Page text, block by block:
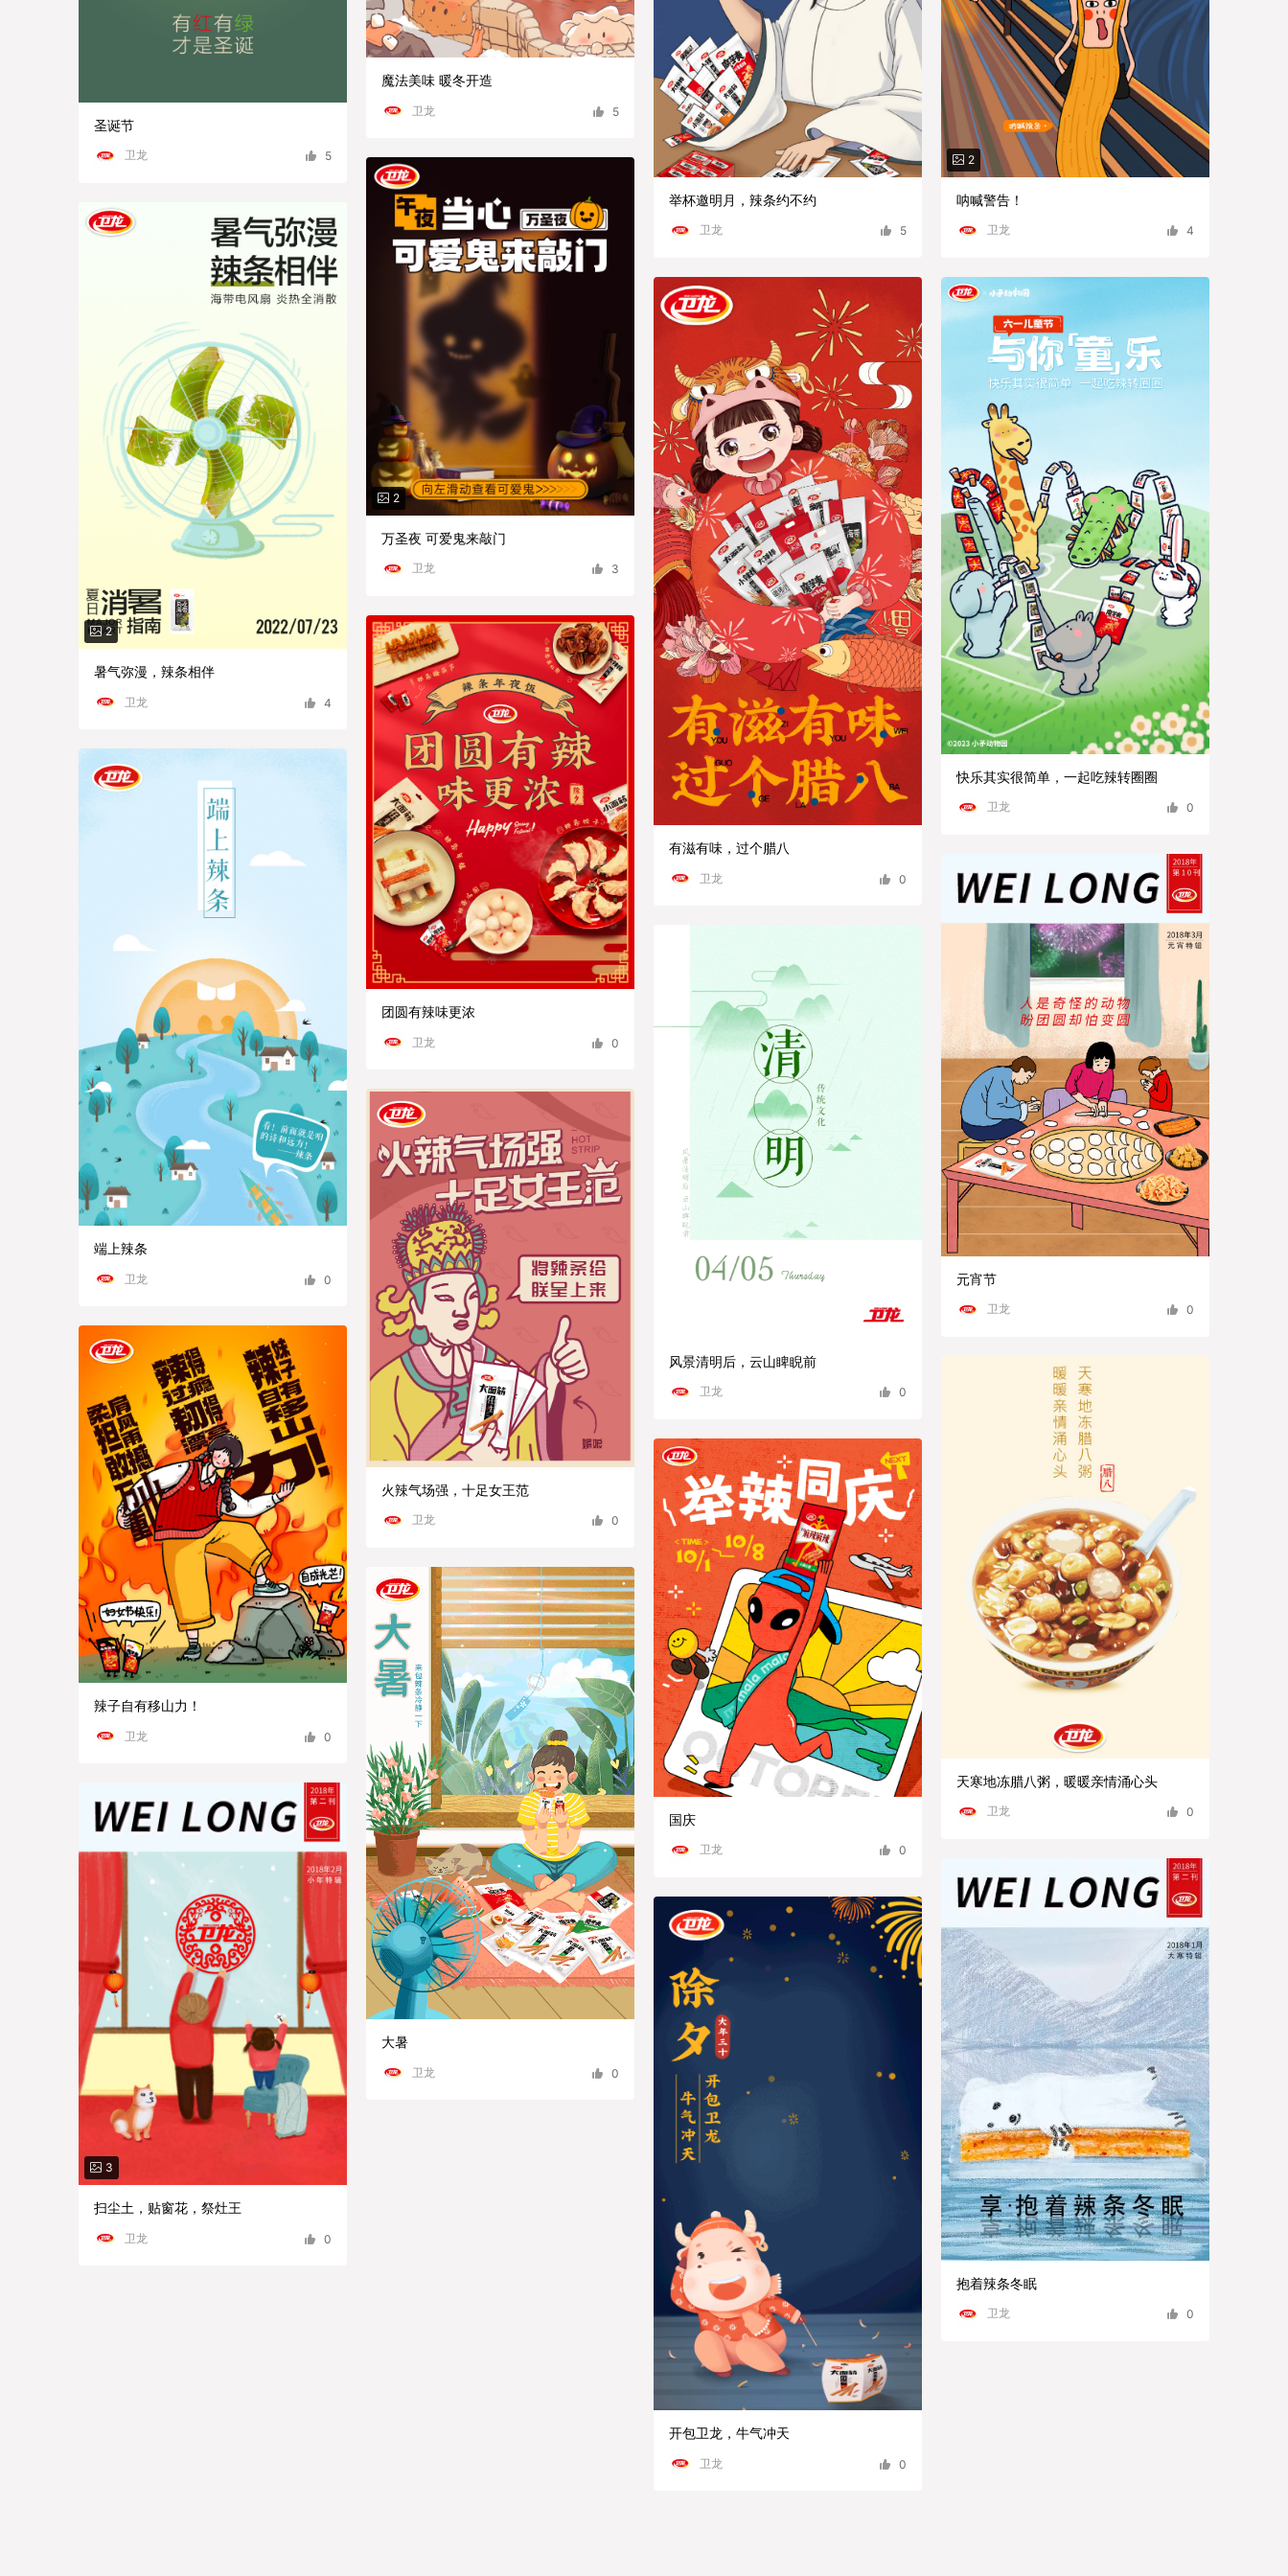
圣诞节
卫龙 5
魔法美味 暖冬开造
卫龙 5
举杯邀明月，辣条约不约
卫龙 5
2
呐喊警告！
卫龙 4
2
暑气弥漫，辣条相伴
卫龙 4
2
万圣夜 可爱鬼来敲门
卫龙 3
有滋有味，过个腊八
卫龙 0
快乐其实很简单，一起吃辣转圈圈
卫龙 0
端上辣条
卫龙 0
团圆有辣味更浓
卫龙 0
风景清明后，云山睥睨前
卫龙 0
元宵节
卫龙 0
辣子自有移山力！
卫龙 0
火辣气场强，十足女王范
卫龙 0
国庆
卫龙 0
天寒地冻腊八粥，暖暖亲情涌心头
卫龙 0
3
扫尘土，贴窗花，祭灶王
卫龙 0
大暑
卫龙 0
开包卫龙，牛气冲天
卫龙 0
抱着辣条冬眠
卫龙 0